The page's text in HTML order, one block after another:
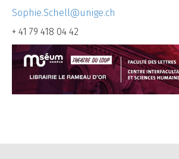
Sophie.Schell@unige.ch
+ 41 79 418 04 42